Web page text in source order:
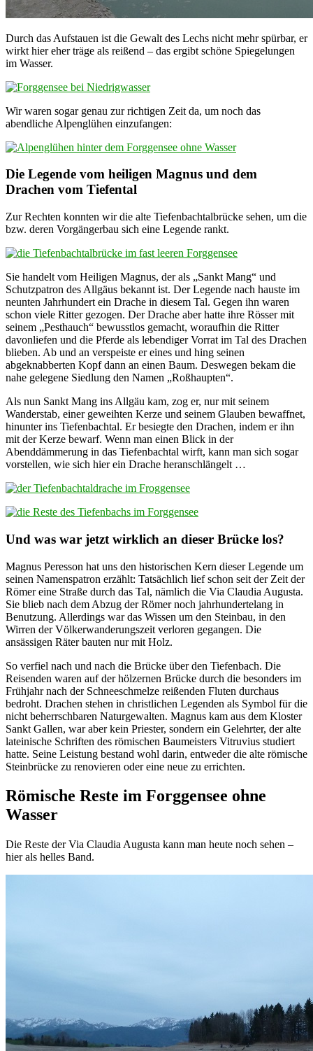
Durch das Aufstauen ist die Gewalt des Lechs nicht mehr spürbar, er
wirkt hier eher träge als reißend – das ergibt schöne Spiegelungen
im Wasser.
Wir waren sogar genau zur richtigen Zeit da, um noch das
abendliche Alpenglühen einzufangen:
Die Legende vom heiligen Magnus und dem
Drachen vom Tiefental
Zur Rechten konnten wir die alte Tiefenbachtalbrücke sehen, um die
bzw. deren Vorgängerbau sich eine Legende rankt.
Sie handelt vom Heiligen Magnus, der als „Sankt Mang“ und
Schutzpatron des Allgäus bekannt ist. Der Legende nach hauste im
neunten Jahrhundert ein Drache in diesem Tal. Gegen ihn waren
schon viele Ritter gezogen. Der Drache aber hatte ihre Rösser mit
seinem „Pesthauch“ bewusstlos gemacht, woraufhin die Ritter
davonliefen und die Pferde als lebendiger Vorrat im Tal des Drachen
blieben. Ab und an verspeiste er eines und hing seinen
abgeknabberten Kopf dann an einen Baum. Deswegen bekam die
nahe gelegene Siedlung den Namen „Roßhaupten“.
Als nun Sankt Mang ins Allgäu kam, zog er, nur mit seinem
Wanderstab, einer geweihten Kerze und seinem Glauben bewaffnet,
hinunter ins Tiefenbachtal. Er besiegte den Drachen, indem er ihn
mit der Kerze bewarf. Wenn man einen Blick in der
Abenddämmerung in das Tiefenbachtal wirft, kann man sich sogar
vorstellen, wie sich hier ein Drache heranschlängelt …
Und was war jetzt wirklich an dieser Brücke los?
Magnus Peresson hat uns den historischen Kern dieser Legende um
seinen Namenspatron erzählt: Tatsächlich lief schon seit der Zeit der
Römer eine Straße durch das Tal, nämlich die Via Claudia Augusta.
Sie blieb nach dem Abzug der Römer noch jahrhundertelang in
Benutzung. Allerdings war das Wissen um den Steinbau, in den
Wirren der Völkerwanderungszeit verloren gegangen. Die
ansässigen Räter bauten nur mit Holz.
So verfiel nach und nach die Brücke über den Tiefenbach. Die
Reisenden waren auf der hölzernen Brücke durch die besonders im
Frühjahr nach der Schneeschmelze reißenden Fluten durchaus
bedroht. Drachen stehen in christlichen Legenden als Symbol für die
nicht beherrschbaren Naturgewalten. Magnus kam aus dem Kloster
Sankt Gallen, war aber kein Priester, sondern ein Gelehrter, der alte
lateinische Schriften des römischen Baumeisters Vitruvius studiert
hatte. Seine Leistung bestand wohl darin, entweder die alte römische
Steinbrücke zu renovieren oder eine neue zu errichten.
Römische Reste im Forggensee ohne
Wasser
Die Reste der Via Claudia Augusta kann man heute noch sehen –
hier als helles Band.